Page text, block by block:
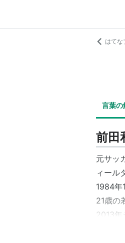
はてな
言葉の
前田
元サッ
ィール
1984年
21歳の
2013年